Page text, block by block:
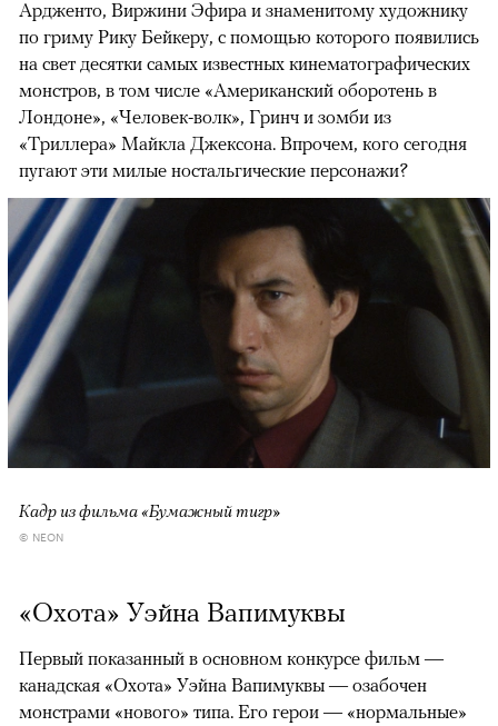
Ардженто, Виржини Эфира и знаменитому художнику
по гриму Рику Бейкеру, с помощью которого появились
на свет десятки самых известных кинематографических
монстров, в том числе «Американский оборотень в
Лондоне», «Человек-волк», Гринч и зомби из
«Триллера» Майкла Джексона. Впрочем, кого сегодня
пугают эти милые ностальгические персонажи?
Кадр из фильма «Бумажный тигр»
© NEON
«Охота» Уэйна Вапимуквы
Первый показанный в основном конкурсе фильм —
канадская «Охота» Уэйна Вапимуквы — озабочен
монстрами «нового» типа. Его герои — «нормальные»